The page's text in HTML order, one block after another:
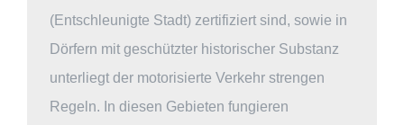
(Entschleunigte Stadt) zertifiziert sind, sowie in
Dörfern mit geschützter historischer Substanz
unterliegt der motorisierte Verkehr strengen
Regeln. In diesen Gebieten fungieren